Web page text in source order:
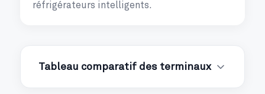
réfrigérateurs intelligents.
Tableau comparatif des terminaux